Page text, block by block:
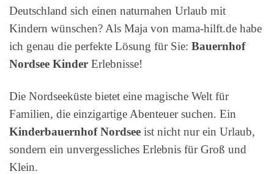
Deutschland sich einen naturnahen Urlaub mit
Kindern wünschen? Als Maja von mama-hilft.de habe
ich genau die perfekte Lösung für Sie: Bauernhof
Nordsee Kinder Erlebnisse!
Die Nordseeküste bietet eine magische Welt für
Familien, die einzigartige Abenteuer suchen. Ein
Kinderbauernhof Nordsee ist nicht nur ein Urlaub,
sondern ein unvergessliches Erlebnis für Groß und
Klein.